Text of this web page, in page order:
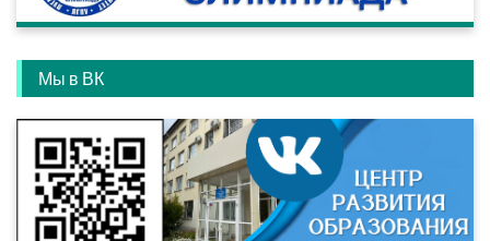
Мы в ВК